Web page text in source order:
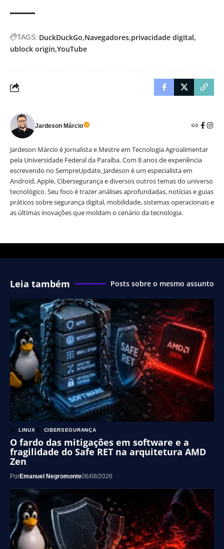
TAGS: DuckDuckGo Navegadores privacidade digital
ublock origin YouTube
Jardeson Márcio
Jardeson Márcio é Jornalista e Mestre em Tecnologia Agroalimentar
pela Universidade Federal da Paraíba. Com 8 anos de experiência
escrevendo no SempreUpdate, Jardeson é um especialista em
Android, Apple, Cibersegurança e diversos outros temas do universo
tecnológico. Seu foco é trazer análises aprofundadas, notícias e guias
práticos sobre segurança digital, mobilidade, sistemas operacionais e
as últimas inovações que moldam o cenário da tecnologia.
Leia também Posts sobre o mesmo assunto
LINUX CIBERSEGURANÇA
O fardo das mitigações em software e a
fragilidade do Safe RET na arquitetura AMD
Zen
PorEmanuel Negromonte06/08/2026